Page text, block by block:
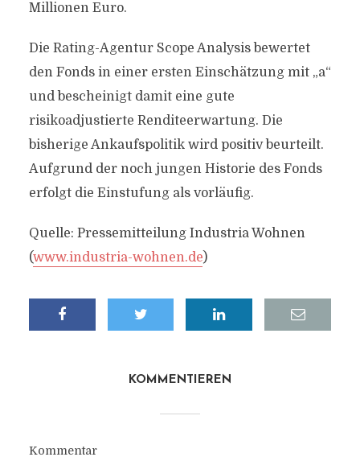
Millionen Euro.
Die Rating-Agentur Scope Analysis bewertet
den Fonds in einer ersten Einschätzung mit „a“
und bescheinigt damit eine gute
risikoadjustierte Renditeerwartung. Die
bisherige Ankaufspolitik wird positiv beurteilt.
Aufgrund der noch jungen Historie des Fonds
erfolgt die Einstufung als vorläufig.
Quelle: Pressemitteilung Industria Wohnen
(www.industria-wohnen.de)
KOMMENTIEREN
Kommentar